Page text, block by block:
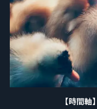
【時間